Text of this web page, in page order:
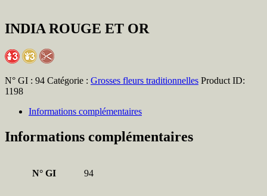
INDIA ROUGE ET OR
N° GI : 94 Catégorie : Grosses fleurs traditionnelles Product ID:
1198
Informations complémentaires
Informations complémentaires
N° GI 94